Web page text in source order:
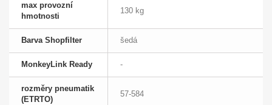
max provozní
hmotnosti
130 kg
Barva Shopfilter šedá
MonkeyLink Ready -
rozměry pneumatik
(ETRTO)
57-584